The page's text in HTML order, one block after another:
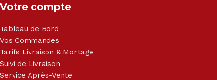
Votre compte
Tableau de Bord
Vos Commandes
Tarifs Livraison & Montage
Suivi de Livraison
Service Après-Vente